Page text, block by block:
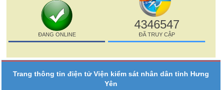
ĐANG ONLINE
4346547
ĐÃ TRUY CẬP
Trang thông tin điện tử Viện kiểm sát nhân dân tỉnh Hưng
Yên